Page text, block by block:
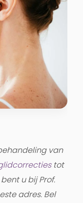
van
tot
u bij Prof.
adres. Bel